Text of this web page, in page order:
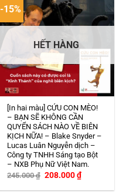
-15%
HẾT HÀNG
[In hai màu] CỨU CON MÈO!
– BẠN SẼ KHÔNG CẦN
QUYỂN SÁCH NÀO VỀ BIÊN
KỊCH NỮA! – Blake Snyder –
Lucas Luân Nguyễn dịch –
Công ty TNHH Sáng tạo Bột
– NXB Phụ Nữ Việt Nam.
245.000₫ Giá
là:
208.000₫Giá
hiện
tại